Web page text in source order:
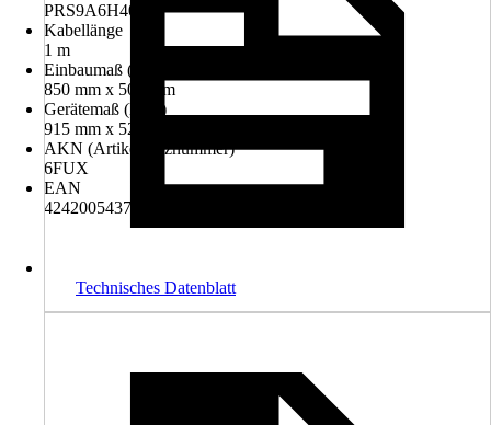
PRS9A6H40
Kabellänge
1 m
Einbaumaß (BxT)
850 mm x 500 mm
Gerätemaß (BxT)
915 mm x 520 mm
AKN (Artikelkurznummer)
6FUX
EAN
4242005437825
Technisches Datenblatt